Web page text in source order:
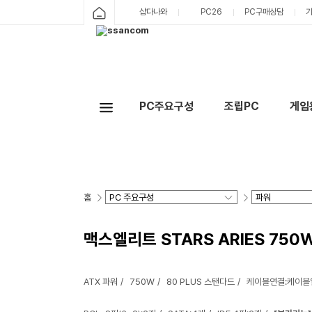
샵다나와 PC26 PC구매상담
PC주요구성 조립PC 게
홈
맥스엘리트 STARS ARIES
ATX 파워 750W 80 PLUS 스탠다드 케이블연결:케이블